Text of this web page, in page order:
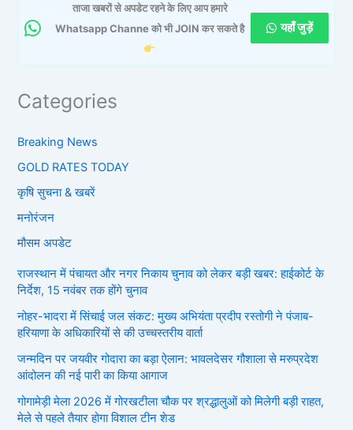
ताजा खबरों से अपडेट रहने के लिए आप हमारे
Whatsapp Channe को भी JOIN कर सकते है
यहाँ जुड़ें
Categories
Breaking News
GOLD RATES TODAY
कृषि सुचना & खबरें
मनोरंजन
मौसम अपडेट
राजस्थान में पंचायत और नगर निकाय चुनाव को लेकर बड़ी खबर: हाईकोर्ट के
निर्देश, 15 नवंबर तक होंगे चुनाव
नोहर-भादरा में सिंचाई जल संकट: मुख्य अभियंता प्रदीप रस्तोगी ने पंजाब-
हरियाणा के अधिकारियों से की उच्चस्तरीय वार्ता
जन्मदिन पर जयवीर गोदारा का बड़ा ऐलान: भावलदेसर गौशाला से मरुप्रदेश
आंदोलन की नई पारी का किया आगाज
गोगामेड़ी मेला 2026 में गोरखटीला चौक पर श्रद्धालुओं को मिलेगी बड़ी राहत,
मेले से पहले तैयार होगा विशाल टीन शेड